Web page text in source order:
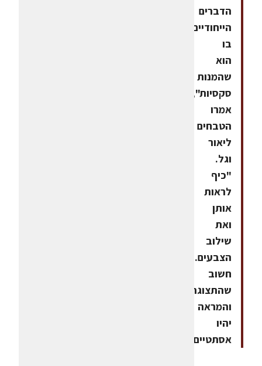
הדברים
הייחודיים
בו
הוא
שהמנות
סקסיות",
אמרו
הטבחים
ליאור
וגל.
"כיף
לראות
אותן
ואת
שילוב
הצבעים.
חשוב
שהתצוגה
והמראה
יהיו
אסתטיים"